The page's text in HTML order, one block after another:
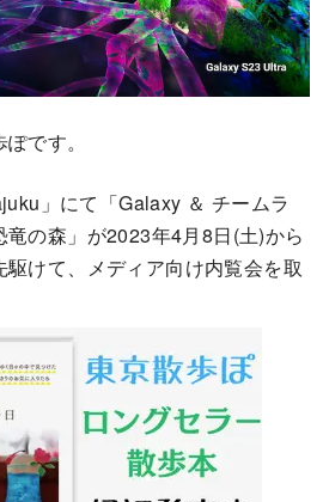
です。
」にて「Galaxy ＆ チームラ
の森」が2023年4月8日(土)から
けて、メディア向け内覧会を取